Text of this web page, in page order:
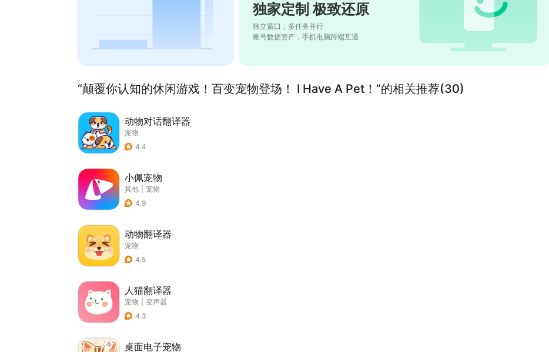
独家定制 极致还原
独立窗口，多任务并行
账号数据资产，手机电脑跨端互通
“颠覆你认知的休闲游戏！百变宠物登场！ I Have A Pet！”的相关推荐(30)
动物对话翻译器
宠物
4.4
小佩宠物
其他
宠物
4.9
动物翻译器
宠物
4.5
人猫翻译器
宠物
变声器
4.3
桌面电子宠物